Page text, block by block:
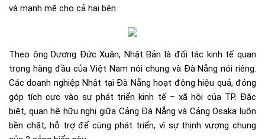
và mạnh mẽ cho cả hai bên.
Theo ông Dương Đức Xuân, Nhật Bản là đối tác kinh tế quan
trọng hàng đầu của Việt Nam nói chung và Đà Nẵng nói riêng.
Các doanh nghiệp Nhật tại Đà Nẵng hoạt động hiệu quả, đóng
góp tích cực vào sự phát triển kinh tế – xã hội của TP. Đặc
biệt, quan hệ hữu nghị giữa Cảng Đà Nẵng và Cảng Osaka luôn
bền chặt, hỗ trợ để cùng phát triển, vì sự thịnh vượng chung